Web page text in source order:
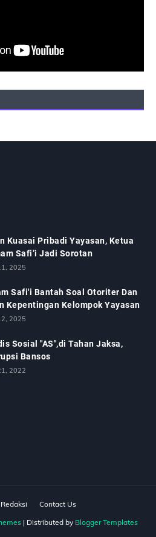
Kuasai Pribadi Yayasan, Ketua
Safi’i Jadi Sorotan
2025
Safi'i Bantah Soal Otoriter Dan
Kepentingan Kelompok Yayasan
2025
Sosial "AS",di Tahan Jaksa,
Bansos
2022
Redaksi
Contact Us
| Distributed by Blogger Templates